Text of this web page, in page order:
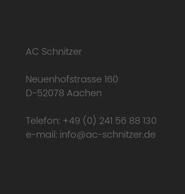
AC Schnitzer
Neuenhofstrasse 160
D-52078 Aachen
Telefon: +49 (0) 241 56 88 130
e-mail: info@ac-schnitzer.de